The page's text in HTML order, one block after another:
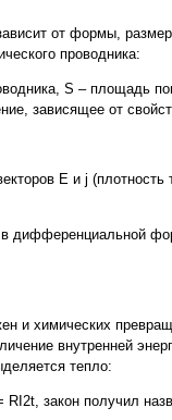
от формы,
проводника:
S – площадь
зависящее от
Е и j (плотность
дифференциальной
и химических
внутренней
тепло:
закон получил